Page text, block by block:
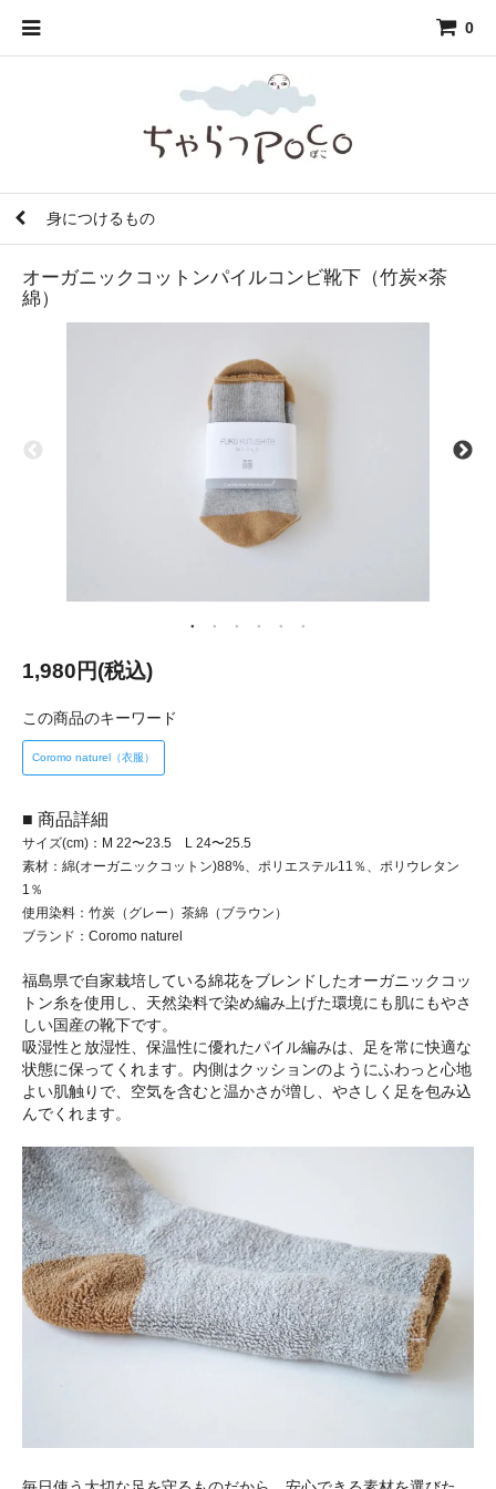
0
身につけるもの
オーガニックコットンパイルコンビ靴下（竹炭×茶
綿）
1,980円(税込)
この商品のキーワード
Coromo naturel（衣服）
■ 商品詳細
サイズ(cm)：M 22〜23.5 L 24〜25.5
素材：綿(オーガニックコットン)88%、ポリエステル11％、ポリウレタン
1％
使用染料：竹炭（グレー）茶綿（ブラウン）
ブランド：Coromo naturel
福島県で自家栽培している綿花をブレンドしたオーガニックコッ
トン糸を使用し、天然染料で染め編み上げた環境にも肌にもやさ
しい国産の靴下です。
吸湿性と放湿性、保温性に優れたパイル編みは、足を常に快適な
状態に保ってくれます。内側はクッションのようにふわっと心地
よい肌触りで、空気を含むと温かさが増し、やさしく足を包み込
んでくれます。